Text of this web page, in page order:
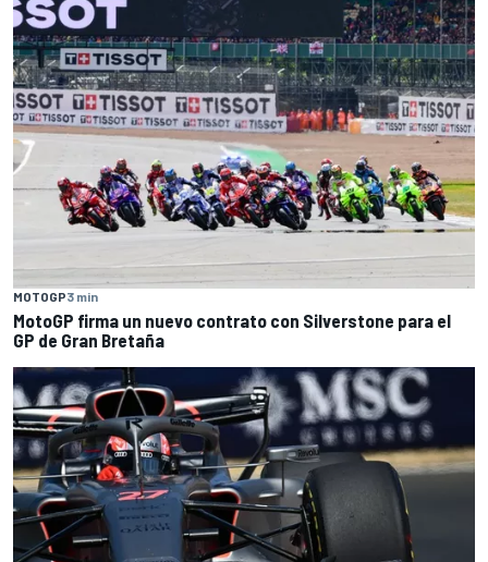
MOTOGP3 min
MotoGP firma un nuevo contrato con Silverstone para el
GP de Gran Bretaña